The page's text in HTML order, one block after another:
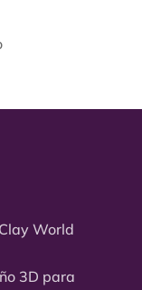
World
3D para